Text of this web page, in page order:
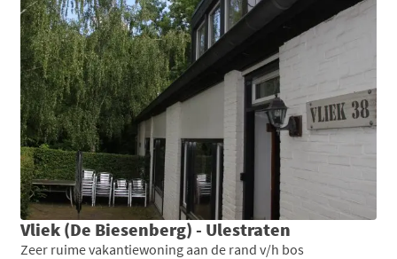
Vliek (De Biesenberg) - Ulestraten
Zeer ruime vakantiewoning aan de rand v/h bos